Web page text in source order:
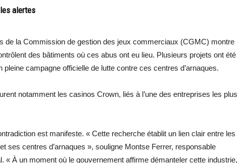
alertes
de la Commission de gestion des jeux commerciaux (CGMC) montre
des bâtiments où ces abus ont eu lieu. Plusieurs projets ont été
pleine campagne officielle de lutte contre ces centres d’arnaques.
notamment les casinos Crown, liés à l’une des entreprises les plus
est manifeste. « Cette recherche établit un lien clair entre les
ses centres d’arnaques », souligne Montse Ferrer, responsable
« À un moment où le gouvernement affirme démanteler cette industrie,